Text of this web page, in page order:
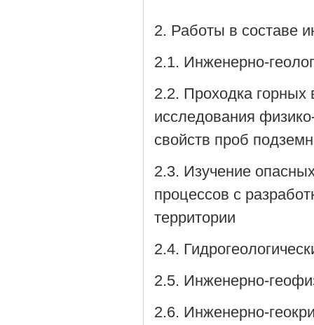
2. Работы в составе
2.1. Инженерно-
2.2. Проходка
исследования
свойств проб
2.3. Изучение
процессов с
территории
2.4.
2.5. Инженерно-
2.6. Инженерно-